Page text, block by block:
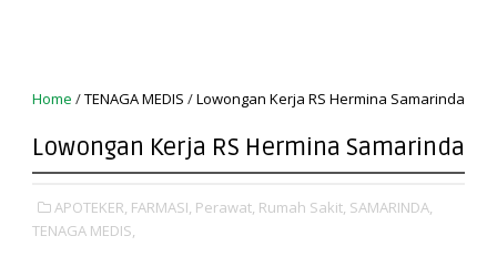
Home /TENAGA MEDIS /Lowongan Kerja RS Hermina Samarinda
Lowongan Kerja RS Hermina Samarinda
APOTEKER, FARMASI, Perawat, Rumah Sakit, SAMARINDA,
TENAGA MEDIS,